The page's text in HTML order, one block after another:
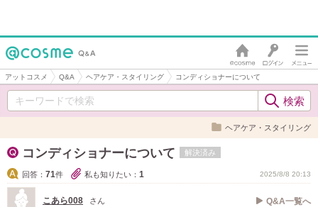
アットコスメ Q&A ヘアケア・スタイリング コンディショナーについて
ヘアケア・スタイリング
コンディショナーについて 解決済み
回答： 71件 私も知りたい： 1 2025/8/8 20:13
こあら008 さん Q&A一覧へ